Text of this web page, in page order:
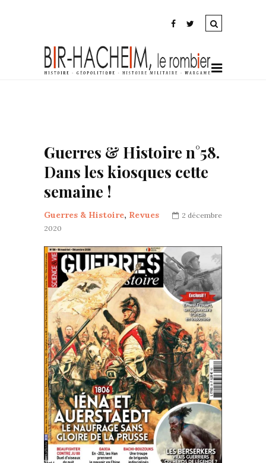
Guerres & Histoire n°58.
Dans les kiosques cette
semaine !
Guerres & Histoire, Revues
2 décembre
2020